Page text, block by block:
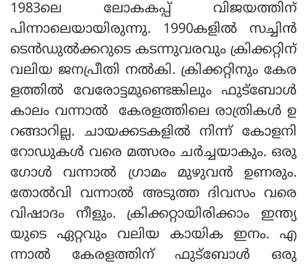
1983ലെ ലോകകപ്പ് വിജയത്തിന്
പിന്നാലെയായിരുന്നു. 1990കളില്‍ സച്ചിന്‍
ടെന്‍ഡുല്‍ക്കറുടെ കടന്നുവരവും ക്രിക്കറ്റിന്
വലിയ ജനപ്രീതി നല്‍കി. ക്രിക്കറ്റിനും കേര
ളത്തില്‍ വേരോട്ടമുണ്ടെങ്കിലും ഫുട്‌ബോള്‍
കാലം വന്നാല്‍ കേരളത്തിലെ രാത്രികള്‍ ഉ
റങ്ങാറില്ല. ചായക്കടകളില്‍ നിന്ന് കോളനി
റോഡുകള്‍ വരെ മത്സരം ചര്‍ച്ചയാകും. ഒരു
ഗോള്‍ വന്നാല്‍ ഗ്രാമം മുഴുവന്‍ ഉണരും.
തോല്‍വി വന്നാല്‍ അടുത്ത ദിവസം വരെ
വിഷാദം നീളും. ക്രിക്കറ്റായിരിക്കാം ഇന്ത്യ
യുടെ ഏറ്റവും വലിയ കായിക ഇനം. എ
ന്നാല്‍ കേരളത്തിന് ഫുട്‌ബോള്‍ ഒരു